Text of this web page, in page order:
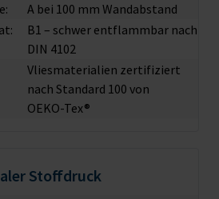
A bei 100 mm Wandabstand
B1 – schwer entflammbar nach
DIN 4102
Vliesmaterialien zertifiziert
nach Standard 100 von
OEKO-Tex®
Stoffdruck